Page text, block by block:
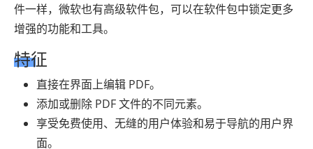
件一样，微软也有高级软件包，可以在软件包中锁定更多
增强的功能和工具。
特征
直接在界面上编辑 PDF。
添加或删除 PDF 文件的不同元素。
享受免费使用、无缝的用户体验和易于导航的用户界
面。